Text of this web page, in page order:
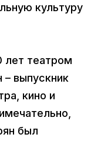
культуру
лет театром
– выпускник
кино и
был